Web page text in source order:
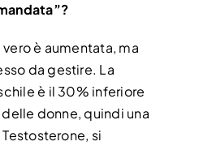
vero è aumentata, ma
da gestire. La
è il 30% inferiore
donne, quindi una
si